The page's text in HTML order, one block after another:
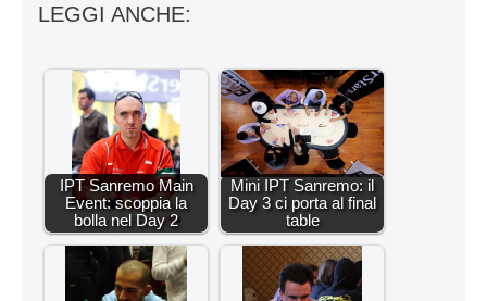
LEGGI ANCHE:
IPT Sanremo Main
Event: scoppia la
bolla nel Day 2
Mini IPT Sanremo: il
Day 3 ci porta al final
table